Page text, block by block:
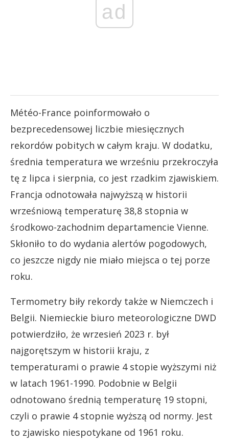
ad
Météo-France poinformowało o
bezprecedensowej liczbie miesięcznych
rekordów pobitych w całym kraju. W dodatku,
średnia temperatura we wrześniu przekroczyła
tę z lipca i sierpnia, co jest rzadkim zjawiskiem.
Francja odnotowała najwyższą w historii
wrześniową temperaturę 38,8 stopnia w
środkowo-zachodnim departamencie Vienne.
Skłoniło to do wydania alertów pogodowych,
co jeszcze nigdy nie miało miejsca o tej porze
roku.
Termometry biły rekordy także w Niemczech i
Belgii. Niemieckie biuro meteorologiczne DWD
potwierdziło, że wrzesień 2023 r. był
najgorętszym w historii kraju, z
temperaturami o prawie 4 stopie wyższymi niż
w latach 1961-1990. Podobnie w Belgii
odnotowano średnią temperaturę 19 stopni,
czyli o prawie 4 stopnie wyższą od normy. Jest
to zjawisko niespotykane od 1961 roku.